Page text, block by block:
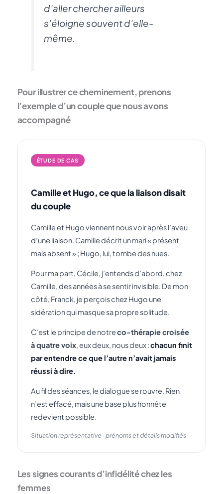
d’aller chercher ailleurs
s’éloigne souvent d’elle-
même.
Pour illustrer ce cheminement, prenons
l’exemple d’un couple que nous avons
accompagné
ÉTUDE DE CAS
Camille et Hugo, ce que la liaison disait
du couple
Camille et Hugo viennent nous voir après l’aveu
d’une liaison. Camille décrit un mari « présent
mais absent » ; Hugo, lui, tombe des nues.
Pour ma part, Cécile, j’entends d’abord, chez
Camille, des années à se sentir invisible. De mon
côté, Franck, je perçois chez Hugo une
sidération qui masque sa propre solitude.
C’est le principe de notreco-thérapie croisée
à quatre voix, eux deux, nous deux :chacun finit
par entendre ce que l’autre n’avait jamais
réussi à dire.
Au fil des séances, le dialogue se rouvre. Rien
n’est effacé, mais une base plus honnête
redevient possible.
Situation représentative · prénoms et détails modifiés
Les signes courants d’infidélité chez les
femmes